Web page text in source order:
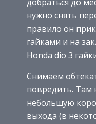
нужно снять
правило он
гайками и на
Honda dio 3
Снимаем
повредить. Там
небольшую
выхода (в